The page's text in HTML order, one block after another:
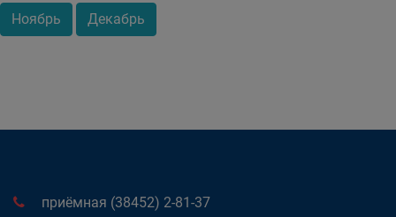
Ноябрь Декабрь
приёмная (38452) 2-81-37